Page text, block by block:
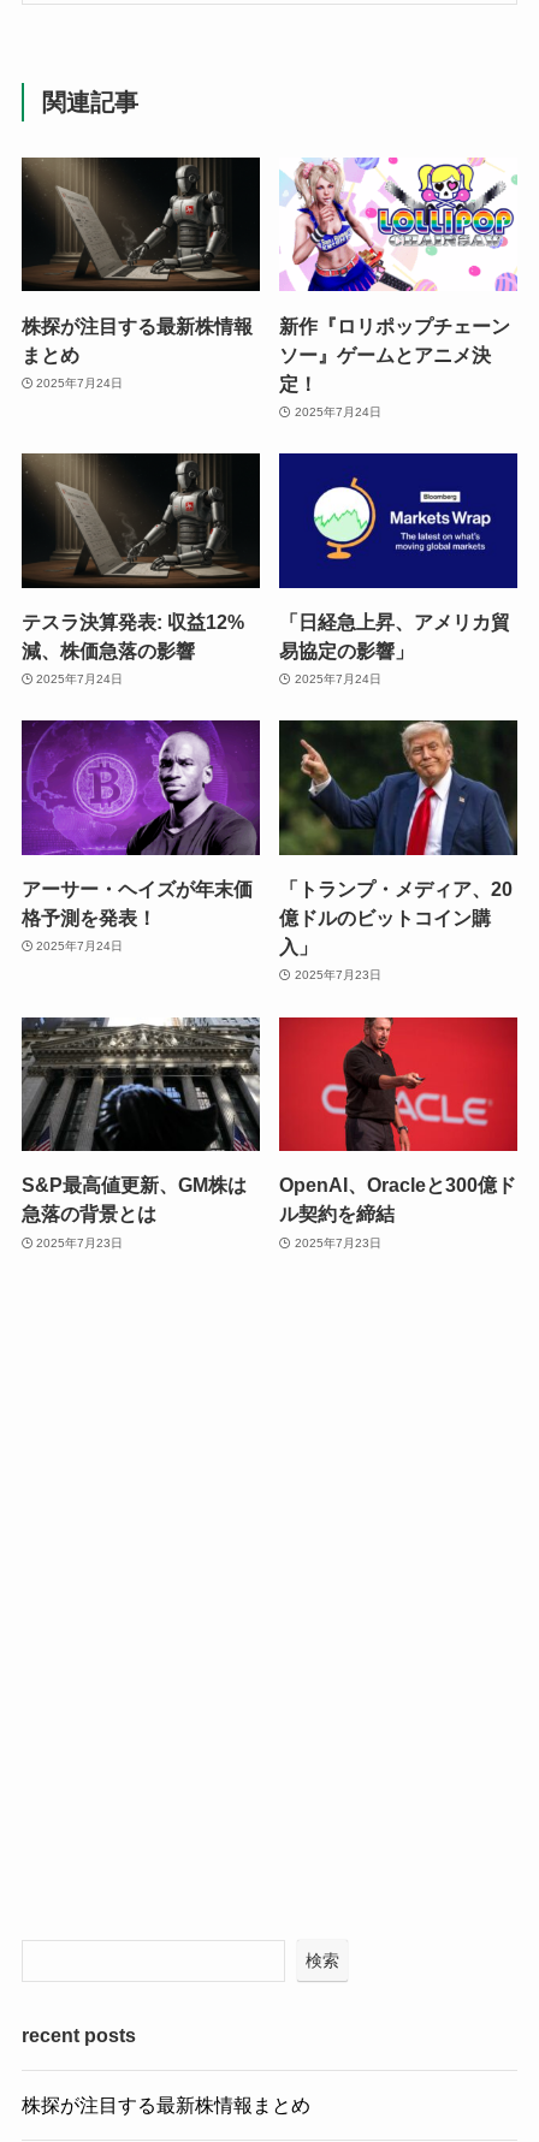
関連記事
株探が注目する最新株情報
まとめ
2025年7月24日
新作『ロリポップチェーン
ソー』ゲームとアニメ決
定！
2025年7月24日
テスラ決算発表: 収益12%
減、株価急落の影響
2025年7月24日
「日経急上昇、アメリカ貿
易協定の影響」
2025年7月24日
アーサー・ヘイズが年末価
格予測を発表！
2025年7月24日
「トランプ・メディア、20
億ドルのビットコイン購
入」
2025年7月23日
S&P最高値更新、GM株は
急落の背景とは
2025年7月23日
OpenAI、Oracleと300億ド
ル契約を締結
2025年7月23日
検索
recent posts
株探が注目する最新株情報まとめ